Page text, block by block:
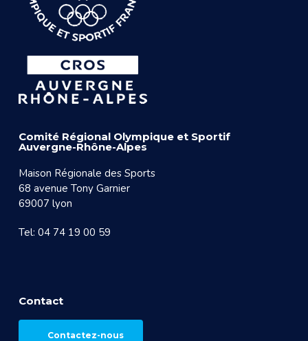
Comité Régional Olympique et Sportif
Auvergne-Rhône-Alpes
Maison Régionale des Sports
68 avenue Tony Garnier
69007 lyon
Tel: 04 74 19 00 59
Contact
Contactez-nous